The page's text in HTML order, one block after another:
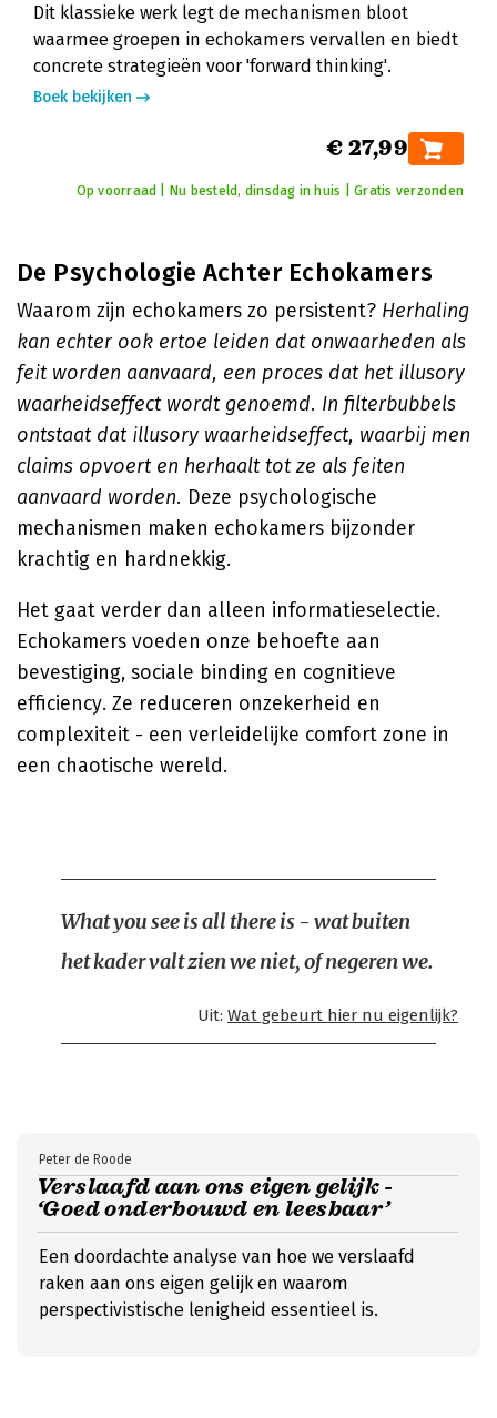
Dit klassieke werk legt de mechanismen bloot
waarmee groepen in echokamers vervallen en biedt
concrete strategieën voor 'forward thinking'.
Boek bekijken
€ 27,99
Op voorraad | Nu besteld, dinsdag in huis | Gratis verzonden
De Psychologie Achter Echokamers
Waarom zijn echokamers zo persistent? Herhaling
kan echter ook ertoe leiden dat onwaarheden als
feit worden aanvaard, een proces dat het illusory
waarheidseffect wordt genoemd. In filterbubbels
ontstaat dat illusory waarheidseffect, waarbij men
claims opvoert en herhaalt tot ze als feiten
aanvaard worden. Deze psychologische
mechanismen maken echokamers bijzonder
krachtig en hardnekkig.
Het gaat verder dan alleen informatieselectie.
Echokamers voeden onze behoefte aan
bevestiging, sociale binding en cognitieve
efficiency. Ze reduceren onzekerheid en
complexiteit - een verleidelijke comfort zone in
een chaotische wereld.
What you see is all there is - wat buiten
het kader valt zien we niet, of negeren we.
Uit: Wat gebeurt hier nu eigenlijk?
Verslaafd aan ons eigen gelijk -
‘Goed onderbouwd en leesbaar’
Peter de Roode
Een doordachte analyse van hoe we verslaafd
raken aan ons eigen gelijk en waarom
perspectivistische lenigheid essentieel is.